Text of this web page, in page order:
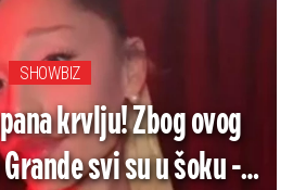
SHOWBIZ
krvlju! Zbog ovog
svi su u šoku -